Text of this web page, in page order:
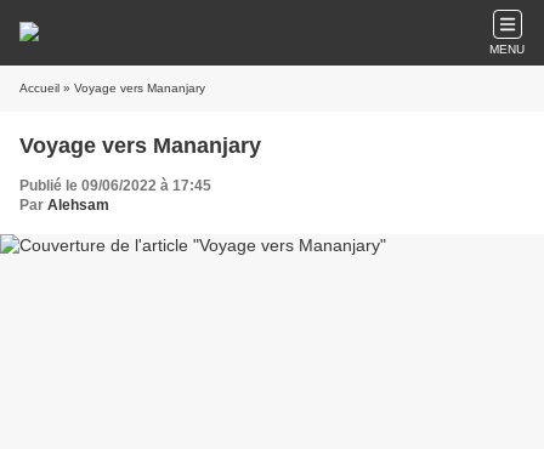
MENU
Accueil » Voyage vers Mananjary
Voyage vers Mananjary
Publié le 09/06/2022 à 17:45
Par Alehsam